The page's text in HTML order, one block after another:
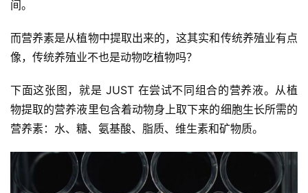
间。
而营养素是从植物中提取出来的，这其实和传统养殖业有点
像，传统养殖业不也是动物吃植物吗？
下面这张图，就是 JUST 在尝试不同组合的营养液。从植
物提取的营养液里包含着动物身上取下来的细胞生长所需的
营养素：水、糖、氨基酸、脂质、维生素和矿物质。